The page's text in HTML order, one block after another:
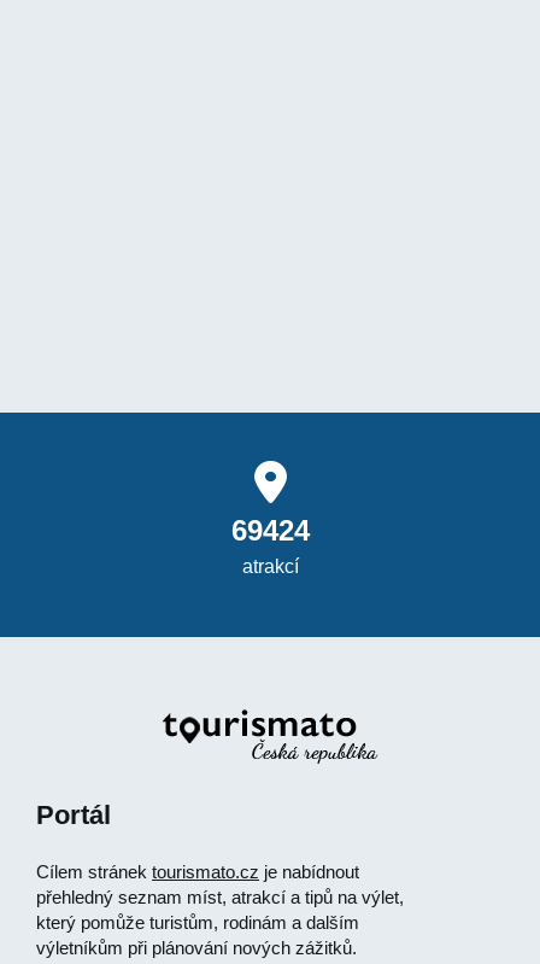
69424
atrakcí
Portál
Cílem stránek tourismato.cz je nabídnout
přehledný seznam míst, atrakcí a tipů na výlet,
který pomůže turistům, rodinám a dalším
výletníkům při plánování nových zážitků.